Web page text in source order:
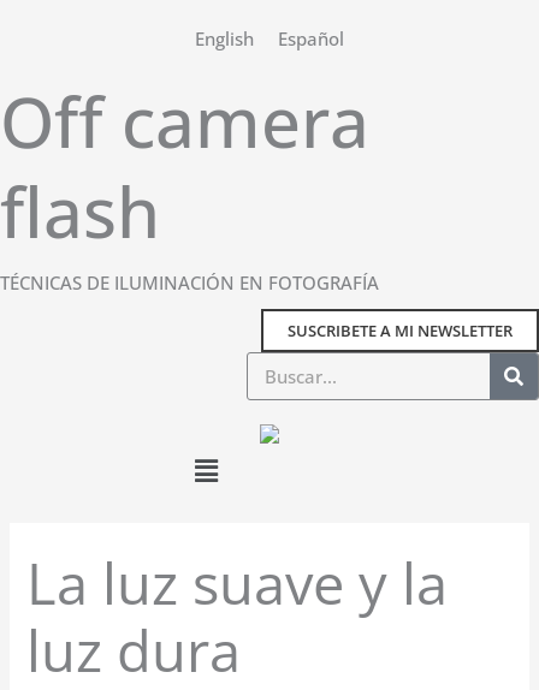
English Español
Off camera
flash
TÉCNICAS DE ILUMINACIÓN EN FOTOGRAFÍA
SUSCRIBETE A MI NEWSLETTER
Buscar
Main
La luz suave y la
luz dura